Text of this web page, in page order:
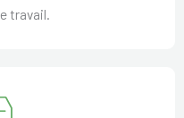
travail.